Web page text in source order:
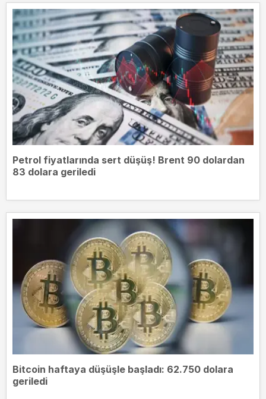
Petrol fiyatlarında sert düşüş! Brent 90 dolardan
83 dolara geriledi
Bitcoin haftaya düşüşle başladı: 62.750 dolara
geriledi